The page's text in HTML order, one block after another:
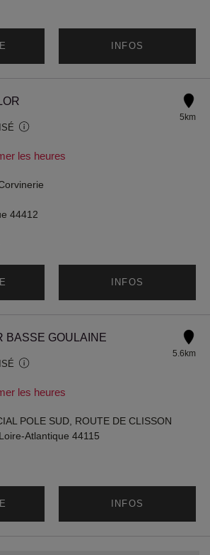
INFOS
les heures
5km
44412
INFOS
BASSE GOULAINE
les heures
5.6km
POLE SUD, ROUTE DE CLISSON
Atlantique 44115
INFOS